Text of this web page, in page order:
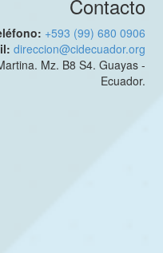
Contacto
+593 (99) 680 0906
direccion@cidecuador.org
Mz. B8 S4. Guayas -
Ecuador.